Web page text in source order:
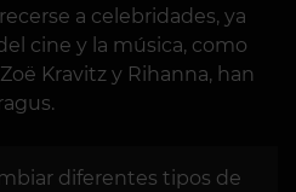
a celebridades, ya
cine y la música, como
Kravitz y Rihanna, han
diferentes tipos de